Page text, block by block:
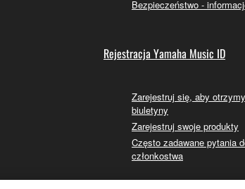
Bezpieczeństwo -
Rejestracja Yamaha Music ID
Zarejestruj się, aby
biuletyny
Zarejestruj swoje produkty
Często zadawane pytania
członkostwa